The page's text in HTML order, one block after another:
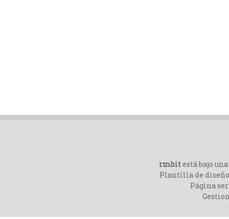
rmbitestá bajo una
Plantilla de
Página